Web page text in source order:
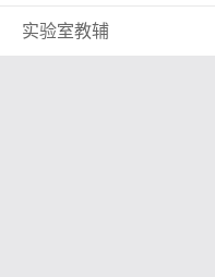
实验室教辅